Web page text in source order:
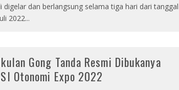
digelar dan berlangsung selama tiga hari dari tanggal
2022...
Gong Tanda Resmi Dibukanya
Otonomi Expo 2022